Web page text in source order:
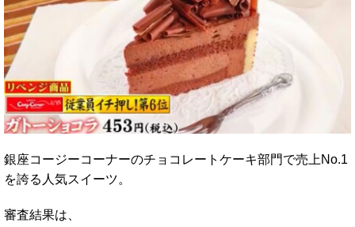
銀座コージーコーナーのチョコレートケーキ部門で売上No.1
を誇る人気スイーツ。
審査結果は、